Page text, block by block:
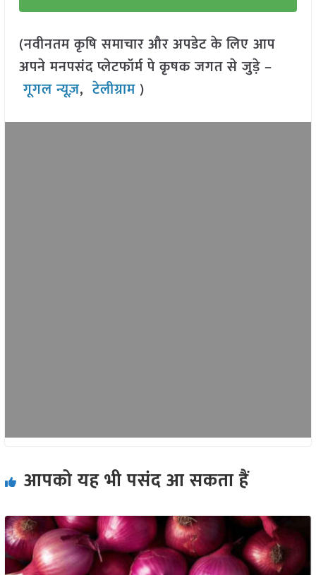
(नवीनतम कृषि समाचार और अपडेट के लिए आप
अपने मनपसंद प्लेटफॉर्म पे कृषक जगत से जुड़े –
गूगल न्यूज़,टेलीग्राम )
आपको यह भी पसंद आ सकता हैं